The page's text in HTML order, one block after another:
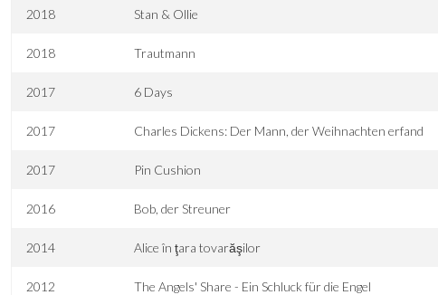
2018 Stan & Ollie
2018 Trautmann
2017 6 Days
2017 Charles Dickens: Der Mann, der Weihnachten erfand
2017 Pin Cushion
2016 Bob, der Streuner
2014 Alice în ţara tovarăşilor
2012 The Angels' Share - Ein Schluck für die Engel